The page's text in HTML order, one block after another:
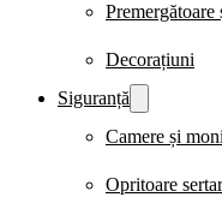
Premergătoare
Decorațiuni
Siguranță
Camere și
Opritoare